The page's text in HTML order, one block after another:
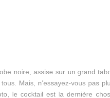
noire, assise sur un grand
Mais, n’essayez-vous pas
le cocktail est la dernière